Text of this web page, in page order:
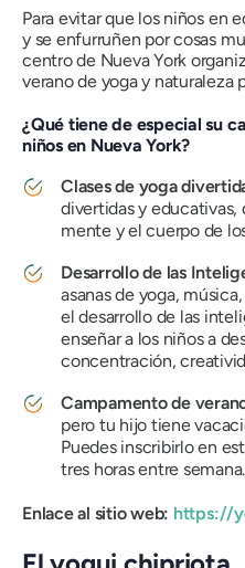
Para evitar que los niños en
y se enfurruñen por cosas
centro de Nueva York
verano de yoga y naturaleza
¿Qué tiene de especial su
niños en Nueva York?
Clases de yoga
divertidas y educativas,
mente y el cuerpo de
Desarrollo de las
asanas de yoga,
el desarrollo de las
enseñar a los niños a
concentración,
Campamento de
pero tu hijo tiene
Puedes inscribirlo en
tres horas entre semana.
Enlace al sitio web: https://